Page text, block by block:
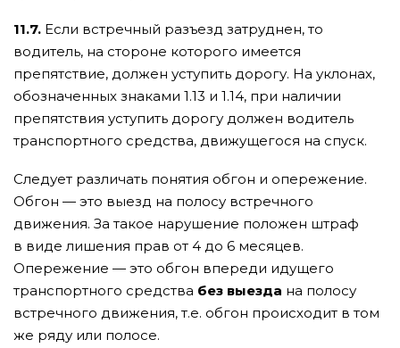
11.7. Если встречный разъезд затруднен, то
водитель, на стороне которого имеется
препятствие, должен уступить дорогу. На уклонах,
обозначенных знаками 1.13 и 1.14, при наличии
препятствия уступить дорогу должен водитель
транспортного средства, движущегося на спуск.
Следует различать понятия обгон и опережение.
Обгон — это выезд на полосу встречного
движения. За такое нарушение положен штраф
в виде лишения прав от 4 до 6 месяцев.
Опережение — это обгон впереди идущего
транспортного средства без выезда на полосу
встречного движения, т.е. обгон происходит в том
же ряду или полосе.